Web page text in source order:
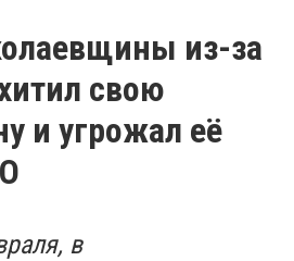
из-за
свою
и угрожал её
в